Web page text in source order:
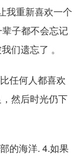
我重新喜欢一个
子都不会忘记
们遗忘了 。
任何人都喜欢
然后时光仍下
的海洋. 4.如果